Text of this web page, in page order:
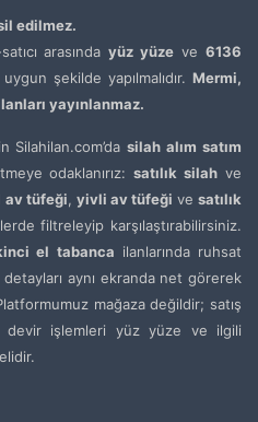
edilmez.
arasındayüz yüze ve6136
şekilde yapılmalıdır. Mermi,
yayınlanmaz.
Silahilan.com’dasilah alım satım
odaklanırız:satılık silah ve
av tüfeği, yivli av tüfeği vesatılık
filtreleyip karşılaştırabilirsiniz.
el tabanca ilanlarında ruhsat
aynı ekranda net görerek
mağaza değildir; satış
devir işlemleri yüz yüze ve ilgili